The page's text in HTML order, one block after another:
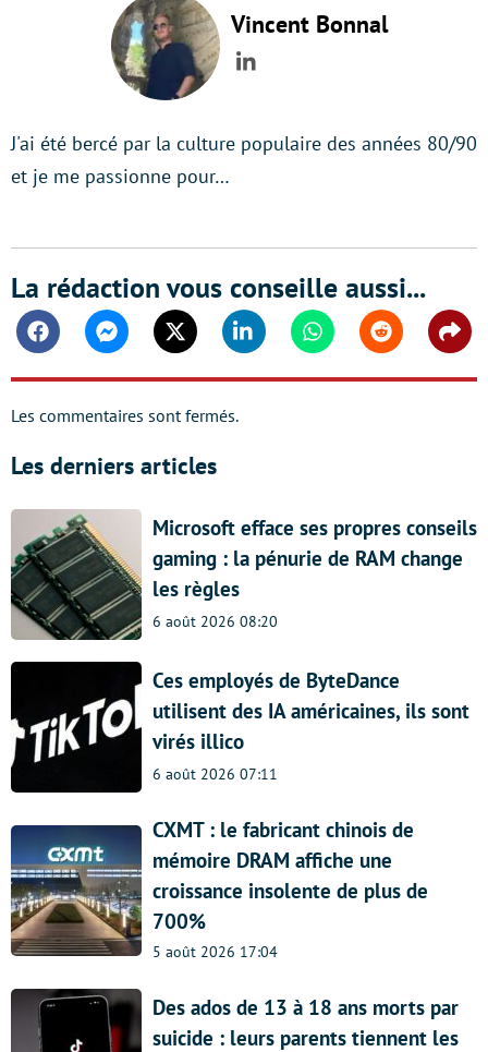
Vincent Bonnal
LinkedIn
J'ai été bercé par la culture populaire des années 80/90
et je me passionne pour…
La rédaction vous conseille aussi...
FacebookMessengerTwitter Linkedin WhatsappReddit
Les commentaires sont fermés.
Les derniers articles
Microsoft efface ses propres conseils
gaming : la pénurie de RAM change
les règles
6 août 2026 08:20
Ces employés de ByteDance
utilisent des IA américaines, ils sont
virés illico
6 août 2026 07:11
CXMT : le fabricant chinois de
mémoire DRAM affiche une
croissance insolente de plus de
700%
5 août 2026 17:04
Des ados de 13 à 18 ans morts par
suicide : leurs parents tiennent les